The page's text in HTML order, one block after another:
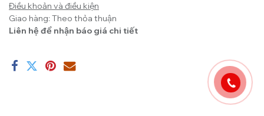
Điều khoản và điều kiện
Giao hàng: Theo thỏa thuận
Liên hệ để nhận báo giá chi tiết